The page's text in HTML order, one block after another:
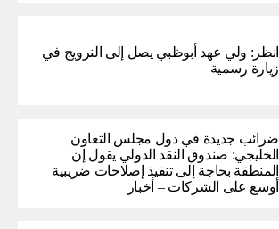
انظر: ولي عهد أبوظبي يصل إلى النرويج في
زيارة رسمية
ضرائب جديدة في دول مجلس التعاون
الخليجي: صندوق النقد الدولي يقول إن
المنطقة بحاجة إلى تنفيذ إصلاحات ضريبية
أوسع على الشركات – أخبار